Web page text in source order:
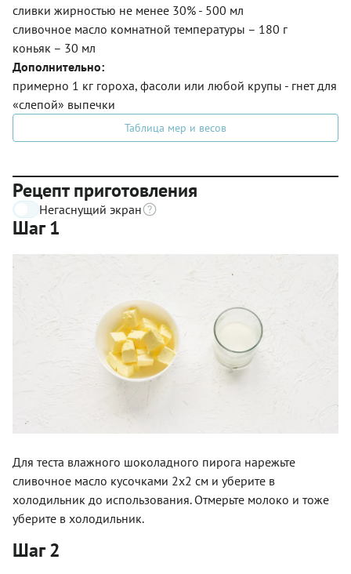
сливки жирностью не менее 30% - 500 мл
сливочное масло комнатной температуры – 180 г
коньяк – 30 мл
Дополнительно:
примерно 1 кг гороха, фасоли или любой крупы - гнет для
«слепой» выпечки
Таблица мер и весов
Рецепт приготовления
Негаснущий экран
Шаг 1
Для теста влажного шоколадного пирога нарежьте
сливочное масло кусочками 2х2 см и уберите в
холодильник до использования. Отмерьте молоко и тоже
уберите в холодильник.
Шаг 2